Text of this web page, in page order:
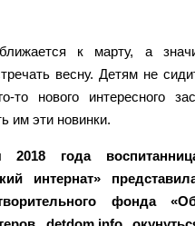
к марту, а
весну. Детям не
то нового интересного
им эти новинки.
2018 года
интернат»
фонда